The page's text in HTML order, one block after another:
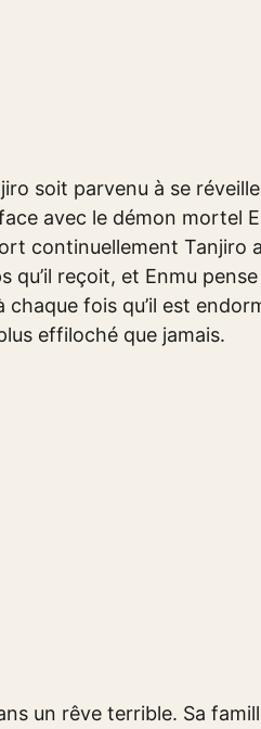
soit parvenu à se
avec le démon mortel
continuellement Tanjiro
reçoit, et Enmu
fois qu’il est
effiloché que jamais.
un rêve terrible. Sa